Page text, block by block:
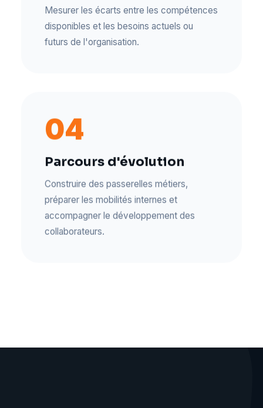
Mesurer les écarts entre les compétences
disponibles et les besoins actuels ou
futurs de l'organisation.
04
Parcours d'évolution
Construire des passerelles métiers,
préparer les mobilités internes et
accompagner le développement des
collaborateurs.